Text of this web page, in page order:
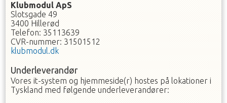
Klubmodul ApS
Slotsgade 49
3400 Hillerød
Telefon: 35113639
CVR-nummer: 31501512
klubmodul.dk
Underleverandør
Vores it-system og hjemmeside(r) hostes på lokationer i
Tyskland med følgende underleverandører: